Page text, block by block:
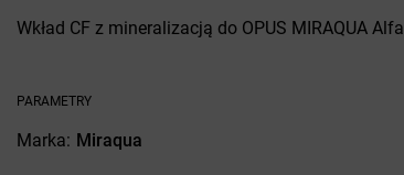
PARAMETRY
Marka Miraqua
Wkład CF z mineralizacją do OPUS MIRAQUA Alfa